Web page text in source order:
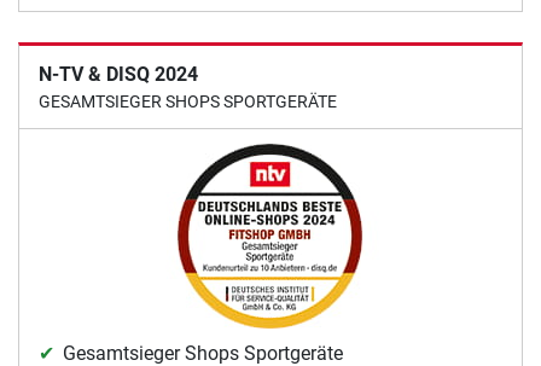
N-TV & DISQ 2024
GESAMTSIEGER SHOPS SPORTGERÄTE
Gesamtsieger Shops Sportgeräte